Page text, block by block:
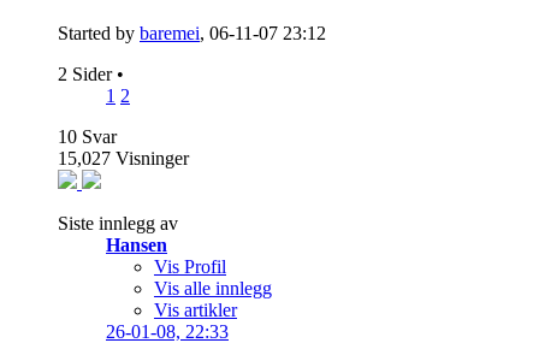
Started by baremei, 06-11-07 23:12
2 Sider •
1 2
10 Svar
15,027 Visninger
Siste innlegg av
Hansen
Vis Profil
Vis alle innlegg
Vis artikler
26-01-08, 22:33